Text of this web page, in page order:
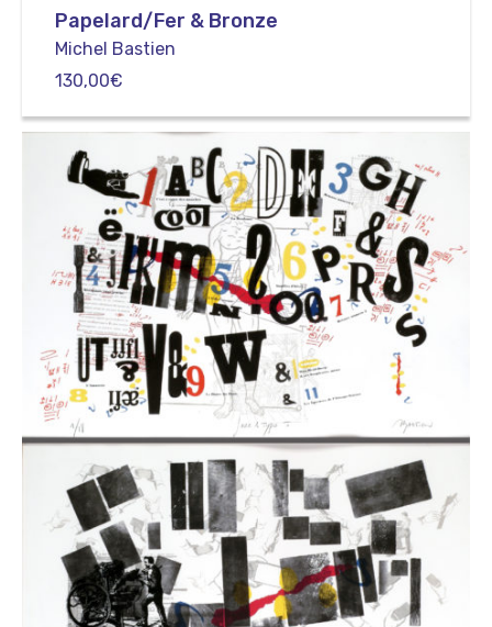
Papelard/Fer & Bronze
Michel Bastien
130,00€